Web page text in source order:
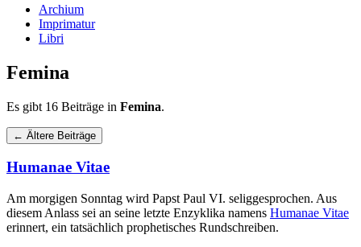
Zum
Inhalt
springen
Archium
Imprimatur
Libri
Femina
Es gibt 16 Beiträge in Femina.
Navigation
← Ältere Beiträge
Humanae Vitae
Am morgigen Sonntag wird Papst Paul VI. seliggesprochen. Aus
diesem Anlass sei an seine letzte Enzyklika namens Humanae Vitae
erinnert, ein tatsächlich prophetisches Rundschreiben.